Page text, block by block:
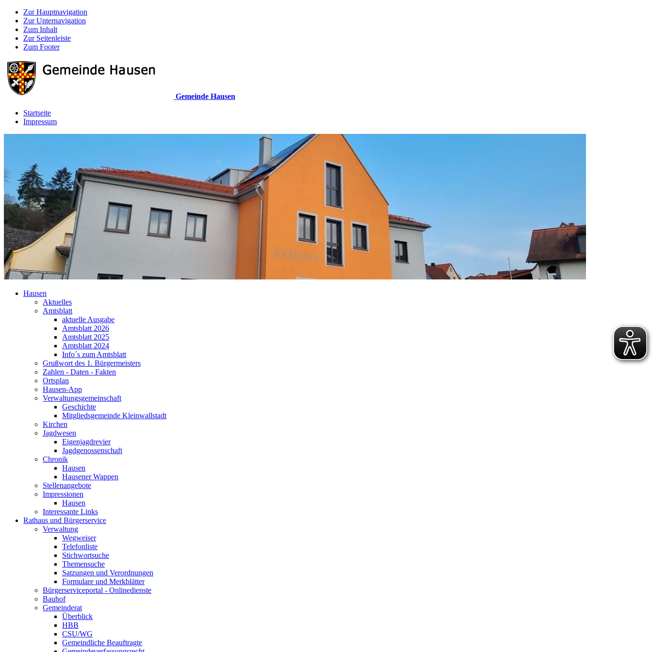
Zur Hauptnavigation
Zur Unternavigation
Zum Inhalt
Zur Seitenleiste
Zum Footer
Gemeinde Hausen
Startseite
Impressum
Hausen
Aktuelles
Amtsblatt
aktuelle Ausgabe
Amtsblatt 2026
Amtsblatt 2025
Amtsblatt 2024
Info´s zum Amtsblatt
Grußwort des 1. Bürgermeisters
Zahlen - Daten - Fakten
Ortsplan
Hausen-App
Verwaltungsgemeinschaft
Geschichte
Mitgliedsgemeinde Kleinwallstadt
Kirchen
Jagdwesen
Eigenjagdrevier
Jagdgenossenschaft
Chronik
Hausen
Hausener Wappen
Stellenangebote
Impressionen
Hausen
Interessante Links
Rathaus und Bürgerservice
Verwaltung
Wegweiser
Telefonliste
Stichwortsuche
Themensuche
Satzungen und Verordnungen
Formulare und Merkblätter
Bürgerserviceportal - Onlinedienste
Bauhof
Gemeinderat
Überblick
HBB
CSU/WG
Gemeindliche Beauftragte